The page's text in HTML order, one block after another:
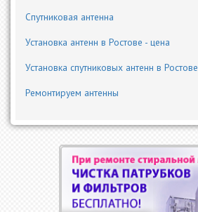
Спутниковая антенна
Установка антенн в Ростове - цена
Установка спутниковых антенн в Ростове
Ремонтируем антенны